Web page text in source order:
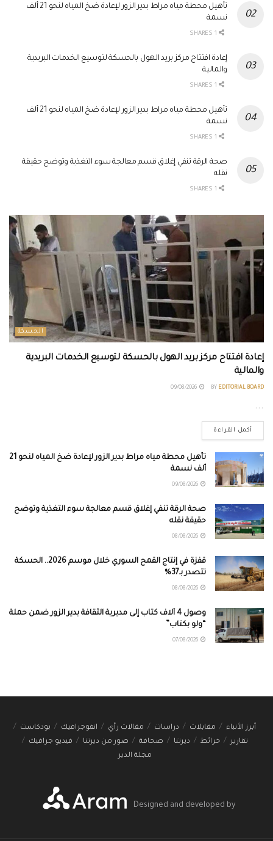
تأهيل محطة مياه مراط بدير الزور لإعادة ضخ المياه لنحو 21 ألف
نسمة
إعادة افتتاح مركز بريد الهول بالحسكة لتوسيع الخدمات البريدية
والمالية
تأهيل محطة مياه مراط بدير الزور لإعادة ضخ المياه لنحو 21 ألف
نسمة
صحة الرقة تنفي إغلاق قسم معالجة سوء التغذية وتوضح حقيقة
نقله
الحسكة
إعادة افتتاح مركز بريد الهول بالحسكة لتوسيع الخدمات البريدية
والمالية
BY EDITORIAL BOARD
...
أكمل القراءة
تأهيل محطة مياه مراط بدير الزور لإعادة ضخ المياه لنحو 21
ألف نسمة
صحة الرقة تنفي إغلاق قسم معالجة سوء التغذية وتوضح
حقيقة نقله
قفزة في إنتاج القمح السوري خلال موسم 2026.. الحسكة
تتصدر بـ37%
وصول 4 آلاف كتاب إلى مديرية الثقافة بدير الزور ضمن حملة
“ولو بكتاب”
أبرز الأنباء مقابلات دراسات مقالات رأي انفوجرافيك
بودكاست
تقارير
خرائط ديرتنا صحافة صور من ديرتنا
فيديو جرافيك
مجلة الدير
Designed and developed by